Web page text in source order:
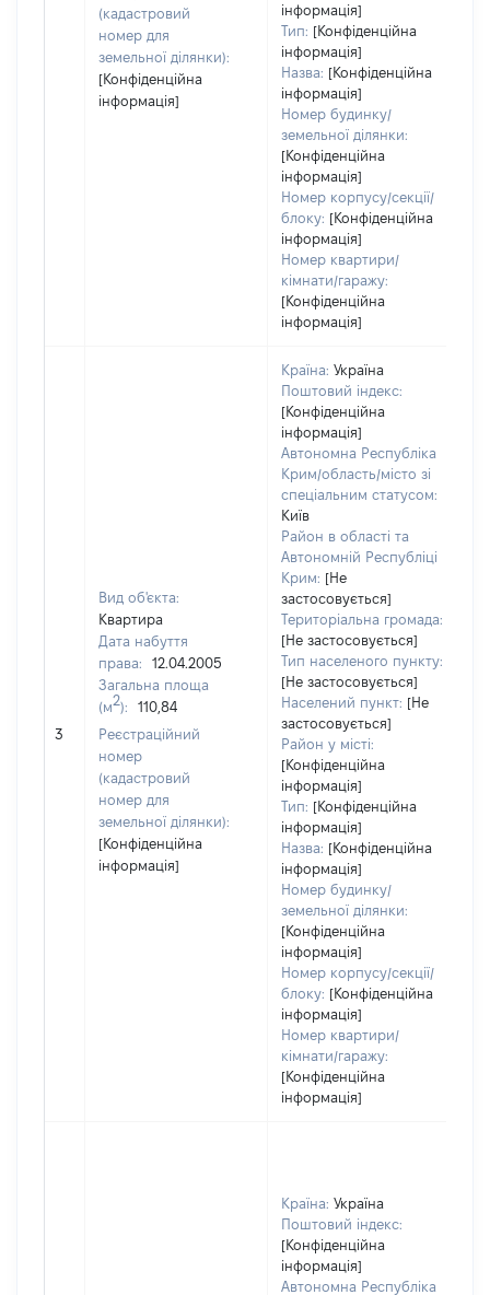
(кадастровий
номер для
земельної ділянки):
[Конфіденційна
інформація]
інформація]
Тип: [Конфіденційна
інформація]
Назва: [Конфіденційна
інформація]
Номер будинку/
земельної ділянки:
[Конфіденційна
інформація]
Номер корпусу/секції/
блоку: [Конфіденційна
інформація]
Номер квартири/
кімнати/гаражу:
[Конфіденційна
інформація]
3
Вид об'єкта:
Квартира
Дата набуття
права:
12.04.2005
Загальна площа
(м2):
110,84
Реєстраційний
номер
(кадастровий
номер для
земельної ділянки):
[Конфіденційна
інформація]
Країна: Україна
Поштовий індекс:
[Конфіденційна
інформація]
Автономна Республіка
Крим/область/місто зі
спеціальним статусом:
Київ
Район в області та
Автономній Республіці
Крим: [Не
застосовується]
Територіальна громада:
[Не застосовується]
Тип населеного пункту:
[Не застосовується]
Населений пункт: [Не
застосовується]
Район у місті:
[Конфіденційна
інформація]
Тип: [Конфіденційна
інформація]
Назва: [Конфіденційна
інформація]
Номер будинку/
земельної ділянки:
[Конфіденційна
інформація]
Номер корпусу/секції/
блоку: [Конфіденційна
інформація]
Номер квартири/
кімнати/гаражу:
[Конфіденційна
інформація]
Країна: Україна
Поштовий індекс:
[Конфіденційна
інформація]
Автономна Республіка